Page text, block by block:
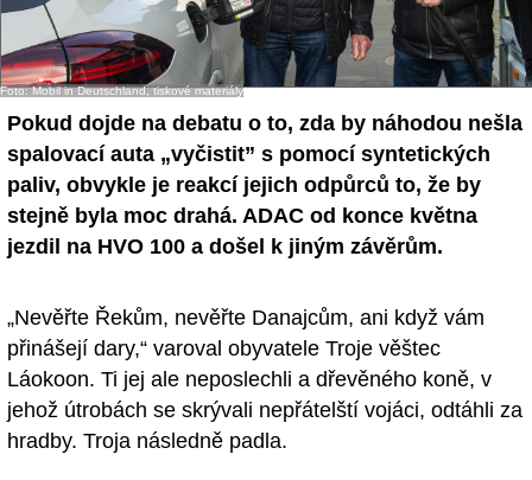
Foto: Mobil in Deutschland, tiskové materiály
Pokud dojde na debatu o to, zda by náhodou nešla
spalovací auta „vyčistit” s pomocí syntetických
paliv, obvykle je reakcí jejich odpůrců to, že by
stejně byla moc drahá. ADAC od konce května
jezdil na HVO 100 a došel k jiným závěrům.
„Nevěřte Řekům, nevěřte Danajcům, ani když vám
přinášejí dary,“ varoval obyvatele Troje věštec
Láokoon. Ti jej ale neposlechli a dřevěného koně, v
jehož útrobách se skrývali nepřátelští vojáci, odtáhli za
hradby. Troja následně padla.